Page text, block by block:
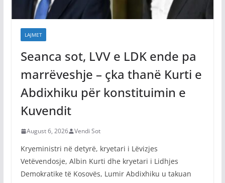
LAJMET
Seanca sot, LVV e LDK ende pa
marrëveshje – çka thanë Kurti e
Abdixhiku për konstituimin e
Kuvendit
August 6, 2026 Vendi Sot
Kryeministri në detyrë, kryetari i Lëvizjes
Vetëvendosje, Albin Kurti dhe kryetari i Lidhjes
Demokratike të Kosovës, Lumir Abdixhiku u takuan